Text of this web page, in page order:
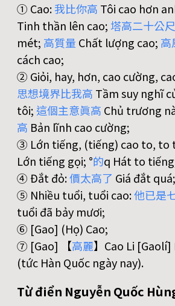
① Cao:我比你高 Tôi cao hơn
Tinh thần lên cao;塔高二十公尺
mét; 高質量 Chất lượng cao; 高
cách cao;
② Giỏi, hay, hơn, cao cường,
思想境界比我高 Tầm suy nghĩ
tôi; 這個主意眞高 Chủ trương
高 Bản lĩnh cao cường;
③ Lớn tiếng, (tiếng) cao to, to
Lớn tiếng gọi; °的q Hát to
④ Đắt đỏ:價太高了 Giá đắt quá;
⑤ Nhiều tuổi, tuổi cao:他已是
tuổi đã bảy mươi;
⑥ [Gao] (Họ) Cao;
⑦ [Gao] 【高麗】Cao Li [Gaolí]
(tức Hàn Quốc ngày nay).
Từ điển Nguyễn Quốc